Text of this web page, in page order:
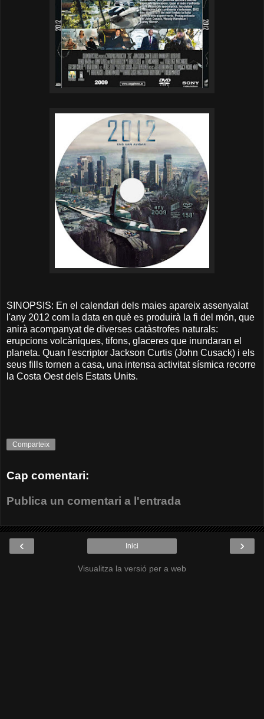
SINOPSIS: En el calendari dels maies apareix assenyalat
l'any 2012 com la data en què es produirà la fi del món, que
anirà acompanyat de diverses catàstrofes naturals:
erupcions volcàniques, tifons, glaceres que inundaran el
planeta. Quan l'escriptor Jackson Curtis (John Cusack) i els
seus fills tornen a casa, una intensa activitat sísmica recorre
la Costa Oest dels Estats Units.
Comparteix
Cap comentari:
Publica un comentari a l'entrada
‹ ›
Inici
Visualitza la versió per a web